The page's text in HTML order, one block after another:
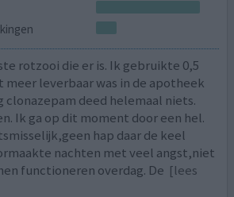
rotzooi die er is. Ik gebruikte 0,5
leverbaar was in de apotheek
clonazepam deed helemaal niets.
Ik ga op dit moment door een hel.
hap daar de keel
nachten met veel angst,niet
functioneren overdag. De [lees